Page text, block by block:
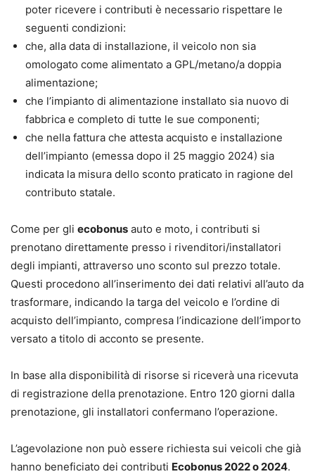
poter ricevere i contributi è necessario rispettare le
seguenti condizioni:
che, alla data di installazione, il veicolo non sia
omologato come alimentato a GPL/metano/a doppia
alimentazione;
che l’impianto di alimentazione installato sia nuovo di
fabbrica e completo di tutte le sue componenti;
che nella fattura che attesta acquisto e installazione
dell’impianto (emessa dopo il 25 maggio 2024) sia
indicata la misura dello sconto praticato in ragione del
contributo statale.
Come per gli ecobonus auto e moto, i contributi si
prenotano direttamente presso i rivenditori/installatori
degli impianti, attraverso uno sconto sul prezzo totale.
Questi procedono all’inserimento dei dati relativi all’auto da
trasformare, indicando la targa del veicolo e l’ordine di
acquisto dell’impianto, compresa l’indicazione dell’importo
versato a titolo di acconto se presente.
In base alla disponibilità di risorse si riceverà una ricevuta
di registrazione della prenotazione. Entro 120 giorni dalla
prenotazione, gli installatori confermano l’operazione.
L’agevolazione non può essere richiesta sui veicoli che già
hanno beneficiato dei contributi Ecobonus 2022 o 2024.